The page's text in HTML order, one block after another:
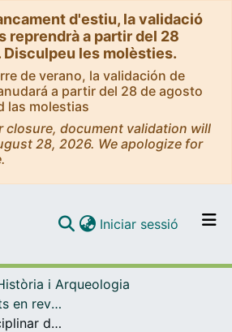
d'estiu, la validació
reprendrà a partir del 28
Disculpeu les molèsties.
de verano, la validación de
a partir del 28 de agosto
las molestias
closure, document validation will
28, 2026. We apologize for
Navega per tot el DD
Com publicar
Iniciar sessió (current)
i Arqueologia
Articles publicats en revistes (Història i Arqueologia)
Estudio transdiciplinar de la fosa EE1 de la Cova Colomera (Prepirineo de Lleida): implicaciones domesticas y paleoambientales en el Bronce Antiguo del Noreste de la Peninsula Iberica